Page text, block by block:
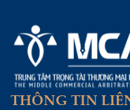
THÔNG TIN